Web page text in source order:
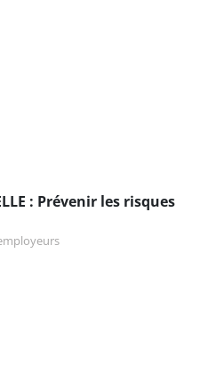
: Prévenir les risques